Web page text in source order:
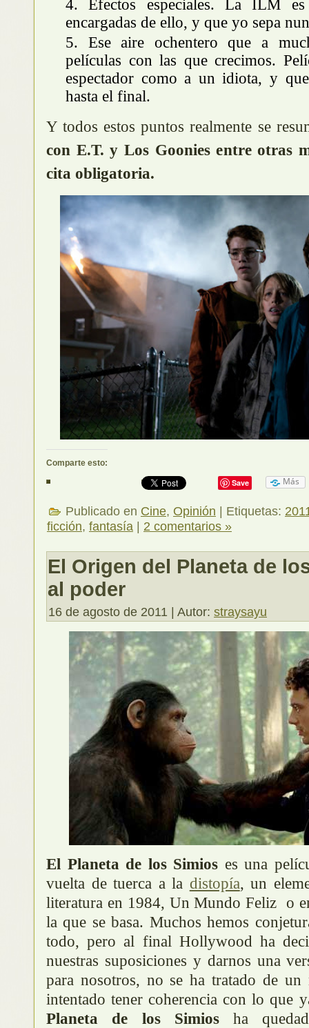
Efectos especiales. La ILM
encargadas de ello, y que yo sepa
Ese aire ochentero que a
películas con las que crecimos.
espectador como a un idiota, y
hasta el final.
Y todos estos puntos realmente se
con E.T. y Los Goonies entre otras
cita obligatoria.
Comparte esto:
Save Más
Publicado en Cine, Opinión | Etiquetas:
ficción, fantasía | 2 comentarios »
El Origen del Planeta de
al poder
16 de agosto de 2011 | Autor: straysayu
El Planeta de los Simios es una
vuelta de tuerca a la distopía, un
literatura en 1984, Un Mundo Feliz o
la que se basa. Muchos hemos
todo, pero al final Hollywood ha
nuestras suposiciones y darnos una
para nosotros, no se ha tratado de un
intentado tener coherencia con lo que
Planeta de los Simiosha